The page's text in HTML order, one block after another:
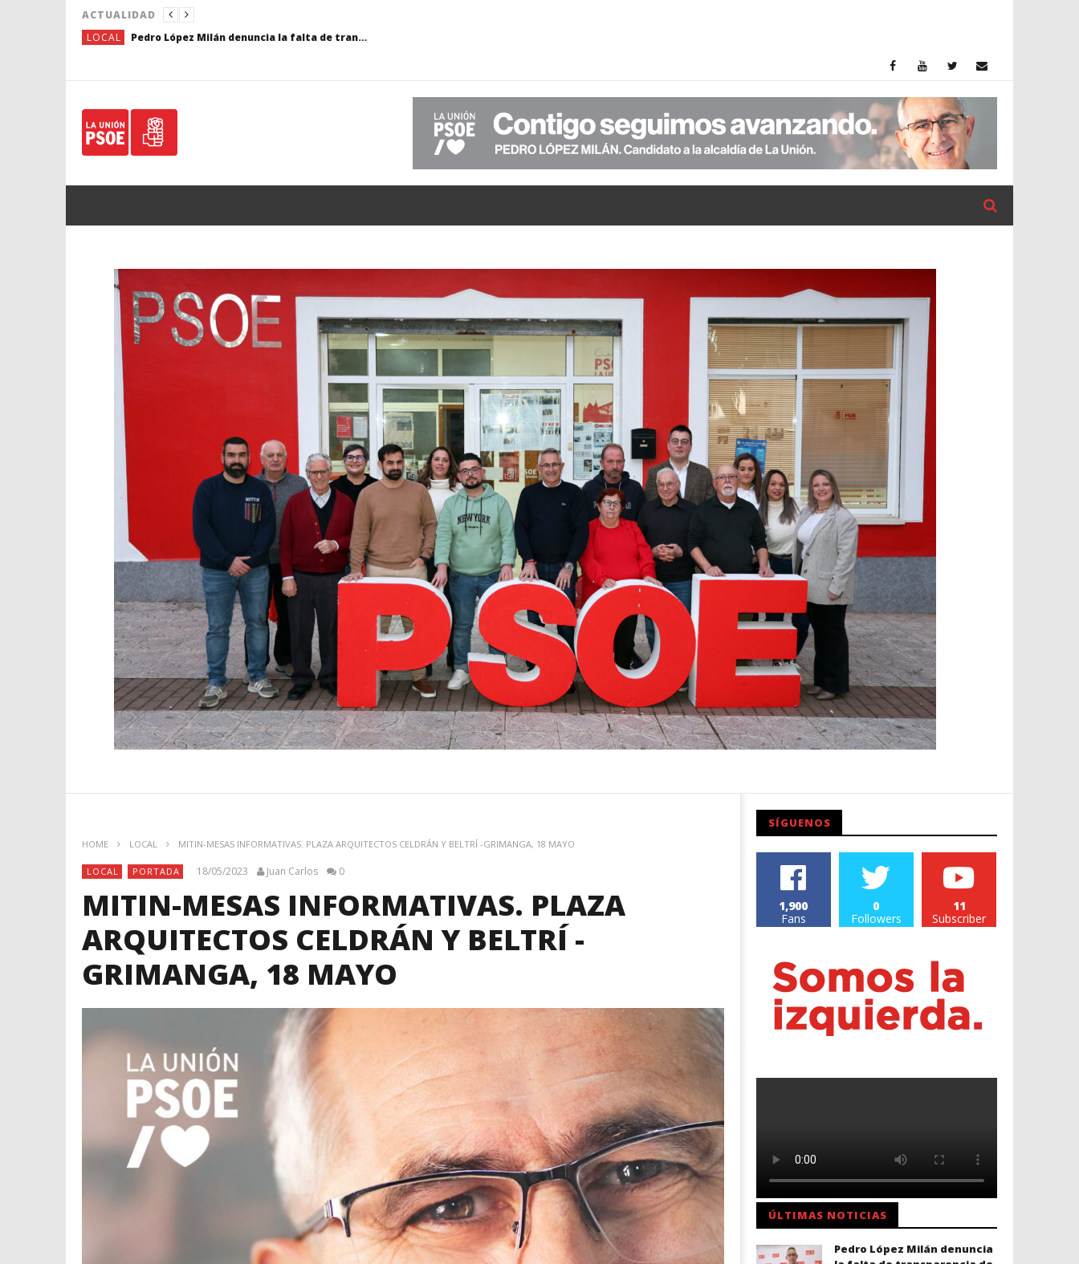
ACTUALIDAD
LOCAL
Pedro López Milán denuncia la falta de transparencia de PP-VOX sobre la verdadera situación económica del Ayuntamiento
HOME LOCAL MITIN-MESAS INFORMATIVAS. PLAZA ARQUITECTOS CELDRÁN Y BELTRÍ -GRIMANGA, 18 MAYO
LOCAL PORTADA 18/05/2023 Juan Carlos 0
MITIN-MESAS INFORMATIVAS. PLAZA
ARQUITECTOS CELDRÁN Y BELTRÍ -
GRIMANGA, 18 MAYO
SÍGUENOS
1,900
Fans
0
Followers
11
Subscriber
ÚLTIMAS NOTICIAS
Pedro López Milán denuncia